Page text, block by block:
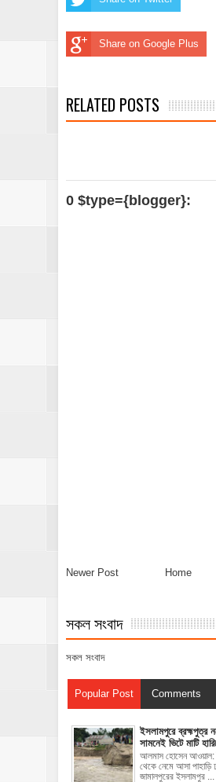
Share on Google Plus
RELATED POSTS
0 $type={blogger}:
Newer Post Home
সকল সংবাদ
সকল সংবাদ
Popular Post Comments
ইসলামপুরে ব্রহ্মপুত্র
সামনেই ভিটে মাটি
আলমাস হোসেন আওয়াল:
থেকে নেমে আসা পাহাড়ি
জামালপুরের ইসলামপুর ...